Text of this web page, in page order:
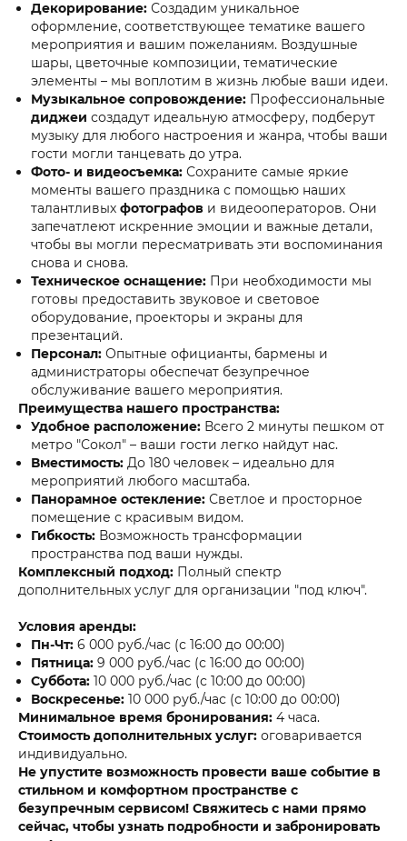
Декорирование: Создадим уникальное
оформление, соответствующее тематике вашего
мероприятия и вашим пожеланиям. Воздушные
шары, цветочные композиции, тематические
элементы – мы воплотим в жизнь любые ваши идеи.
Музыкальное сопровождение: Профессиональные
диджеи создадут идеальную атмосферу, подберут
музыку для любого настроения и жанра, чтобы ваши
гости могли танцевать до утра.
Фото- и видеосъемка: Сохраните самые яркие
моменты вашего праздника с помощью наших
талантливых фотографов и видеооператоров. Они
запечатлеют искренние эмоции и важные детали,
чтобы вы могли пересматривать эти воспоминания
снова и снова.
Техническое оснащение: При необходимости мы
готовы предоставить звуковое и световое
оборудование, проекторы и экраны для
презентаций.
Персонал: Опытные официанты, бармены и
администраторы обеспечат безупречное
обслуживание вашего мероприятия.
Преимущества нашего пространства:
Удобное расположение: Всего 2 минуты пешком от
метро "Сокол" – ваши гости легко найдут нас.
Вместимость: До 180 человек – идеально для
мероприятий любого масштаба.
Панорамное остекление: Светлое и просторное
помещение с красивым видом.
Гибкость: Возможность трансформации
пространства под ваши нужды.
Комплексный подход: Полный спектр
дополнительных услуг для организации "под ключ".
Условия аренды:
Пн-Чт: 6 000 руб./час (с 16:00 до 00:00)
Пятница: 9 000 руб./час (с 16:00 до 00:00)
Суббота: 10 000 руб./час (с 10:00 до 00:00)
Воскресенье: 10 000 руб./час (с 10:00 до 00:00)
Минимальное время бронирования: 4 часа.
Стоимость дополнительных услуг: оговаривается
индивидуально.
Не упустите возможность провести ваше событие в
стильном и комфортном пространстве с
безупречным сервисом! Свяжитесь с нами прямо
сейчас, чтобы узнать подробности и забронировать